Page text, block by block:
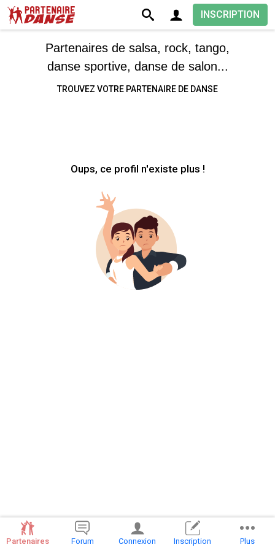
INSCRIPTION
Partenaires de salsa, rock, tango,
danse sportive, danse de salon...
TROUVEZ VOTRE PARTENAIRE DE DANSE
Oups, ce profil n'existe plus !
Partenaires Forum Connexion Inscription Plus